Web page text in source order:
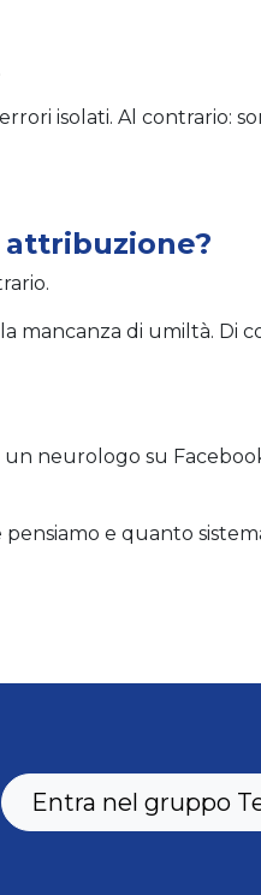
isolati. Al contrario:
mancanza di umiltà. Di
neurologo su
e quanto
Entra nel gruppo